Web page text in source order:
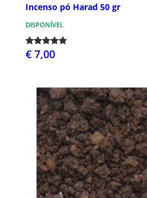
Incenso pó Harad 50 gr
DISPONÍVEL
€ 7,00